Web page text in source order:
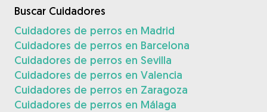
Buscar Cuidadores
Cuidadores de perros en Madrid
Cuidadores de perros en Barcelona
Cuidadores de perros en Sevilla
Cuidadores de perros en Valencia
Cuidadores de perros en Zaragoza
Cuidadores de perros en Málaga